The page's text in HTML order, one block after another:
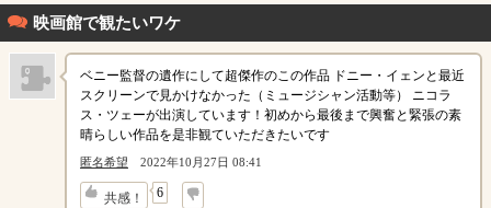
映画館で観たいワケ
ベニー監督の遺作にして超傑作のこの作品 ドニー・イェンと最近
スクリーンで見かけなかった（ミュージシャン活動等） ニコラ
ス・ツェーが出演しています！初めから最後まで興奮と緊張の素
晴らしい作品を是非観ていただきたいです
匿名希望 2022年10月27日 08:41
共感！ 6
↓